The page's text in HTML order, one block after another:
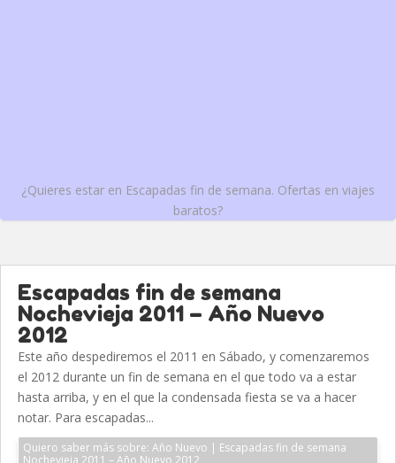
¿Quieres estar en Escapadas fin de semana. Ofertas en viajes
baratos?
Escapadas fin de semana
Nochevieja 2011 – Año Nuevo
2012
Este año despediremos el 2011 en Sábado, y comenzaremos
el 2012 durante un fin de semana en el que todo va a estar
hasta arriba, y en el que la condensada fiesta se va a hacer
notar. Para escapadas...
Quiero saber más sobre: Año Nuevo | Escapadas fin de semana